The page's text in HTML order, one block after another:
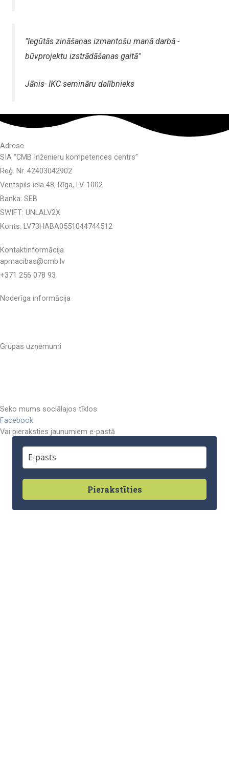
"Iegūtās zināšanas izmantošu manā darbā -
būvprojektu izstrādāšanas gaitā"
Jānis- IKC semināru dalībnieks
Adrese
SIA “CMB Inženieru kompetences centrs”
Reģ. Nr. 42403042902
Ventspils iela 48, Rīga, LV-1002
Banka: SEB
SWIFT: UNLALV2X
Konts: LV73HABA0551044744512
Kontaktinformācija
apmacibas@cmb.lv
+371 256 078 93
Noderīga informācija
Grupas uzņēmumi
Seko mums sociālajos tīklos
Facebook
Vai pieraksties jaunumiem e-pastā
Pierakstīties